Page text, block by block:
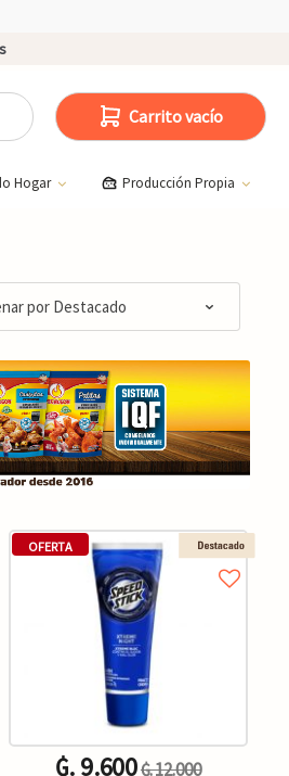
Carrito vacío
Hogar Producción Propia
OFERTA
₲. 9.600₲. 12.000